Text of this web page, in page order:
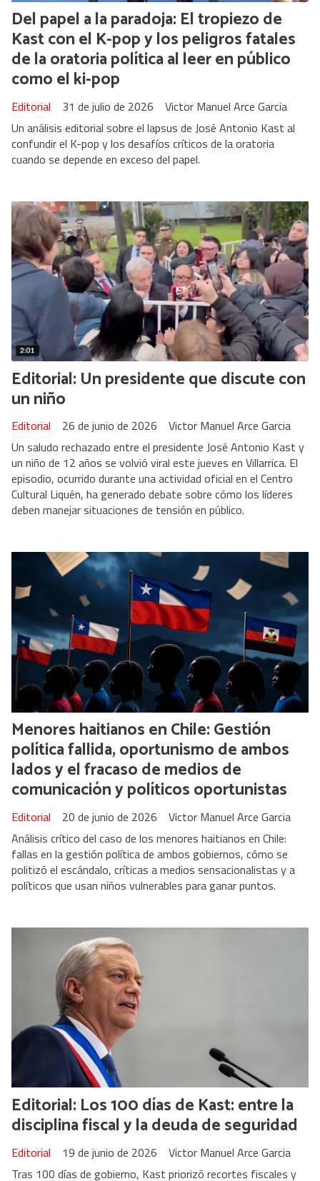
Del papel a la paradoja: El tropiezo de
Kast con el K-pop y los peligros fatales
de la oratoria política al leer en público
como el ki-pop
Victor Manuel Arce Garcia
Editorial
31 de julio de 2026
Un análisis editorial sobre el lapsus de José Antonio Kast al
confundir el K-pop y los desafíos críticos de la oratoria
cuando se depende en exceso del papel.
Editorial: Un presidente que discute con
un niño
Victor Manuel Arce Garcia
Editorial
26 de junio de 2026
Un saludo rechazado entre el presidente José Antonio Kast y
un niño de 12 años se volvió viral este jueves en Villarrica. El
episodio, ocurrido durante una actividad oficial en el Centro
Cultural Liquén, ha generado debate sobre cómo los líderes
deben manejar situaciones de tensión en público.
Menores haitianos en Chile: Gestión
política fallida, oportunismo de ambos
lados y el fracaso de medios de
comunicación y políticos oportunistas
Victor Manuel Arce Garcia
Editorial
20 de junio de 2026
Análisis crítico del caso de los menores haitianos en Chile:
fallas en la gestión política de ambos gobiernos, cómo se
politizó el escándalo, críticas a medios sensacionalistas y a
políticos que usan niños vulnerables para ganar puntos.
Editorial: Los 100 días de Kast: entre la
disciplina fiscal y la deuda de seguridad
Victor Manuel Arce Garcia
Editorial
19 de junio de 2026
Tras 100 días de gobierno, Kast priorizó recortes fiscales y